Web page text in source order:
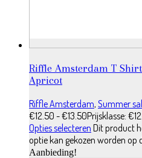
Riffle Amsterdam T
Apricot
Riffle Amsterdam, Summer
€12.50 -€13.50Prijsklasse:
Opties selecteren Dit product
optie kan gekozen worden op
Aanbieding!